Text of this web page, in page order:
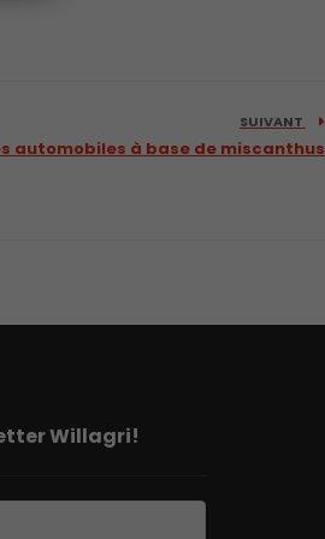
SUIVANT
automobiles à base de miscanthus
Willagri!